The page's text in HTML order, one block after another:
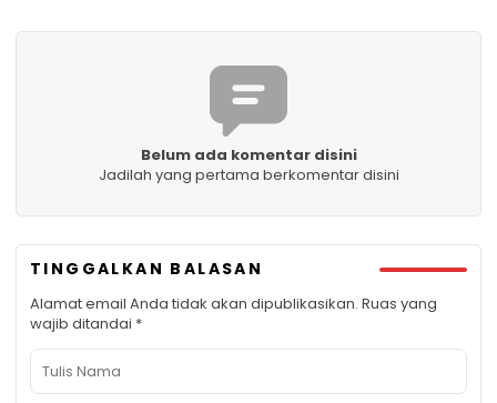
Belum ada komentar disini
Jadilah yang pertama berkomentar disini
TINGGALKAN BALASAN
Alamat email Anda tidak akan dipublikasikan. Ruas yang
wajib ditandai *